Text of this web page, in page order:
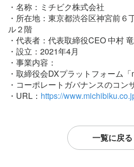
・名称：ミチビク株式会社
・所在地：東京都渋谷区神宮前６
ル２階
・代表者：代表取締役CEO 中村
・設立：2021年4月
・事業内容：
・取締役会DXプラットフォーム
・コーポレートガバナンスのコン
・URL： https://
一覧に戻る